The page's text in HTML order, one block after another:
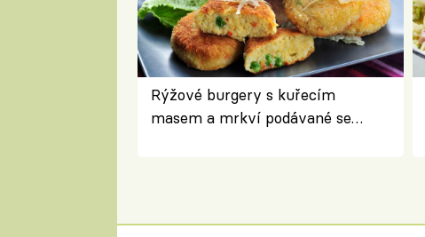
Rýžové burgery s kuřecím
masem a mrkví podávané se